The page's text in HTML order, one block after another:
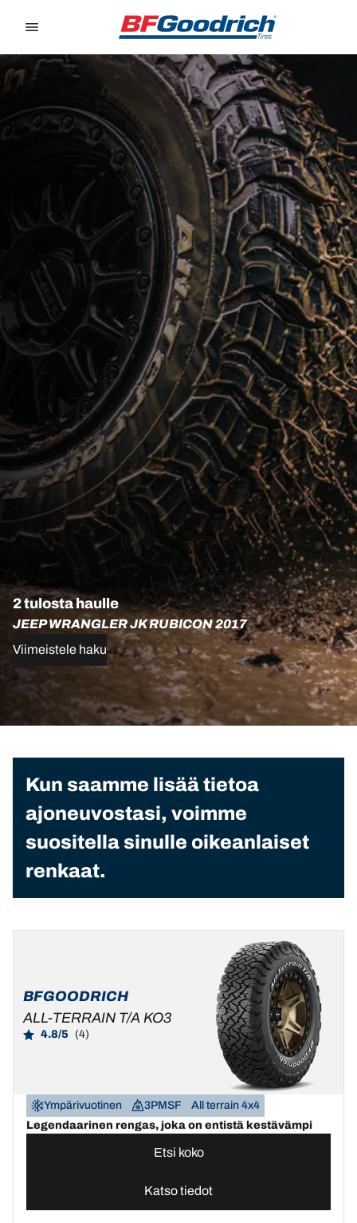
2 tulosta haulle
JEEP WRANGLER JK RUBICON 2017
Viimeistele haku
Kun saamme lisää tietoa
ajoneuvostasi, voimme
suositella sinulle oikeanlaiset
renkaat.
BFGOODRICH
ALL-TERRAIN T/A KO3
4.8/5 (4)
Ympärivuotinen 3PMSF
All terrain 4x4
Legendaarinen rengas, joka on entistä kestävämpi
Etsi koko
Katso tiedot